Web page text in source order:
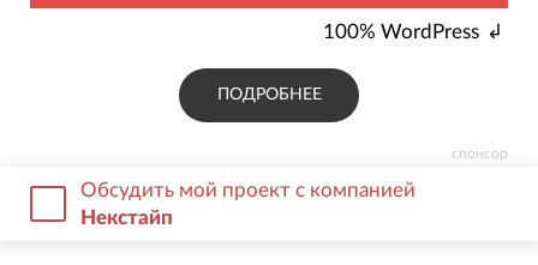
спонсор
100%WordPress
ПОДРОБНЕЕ
Обсудить мой проект с компанией
Некстайп